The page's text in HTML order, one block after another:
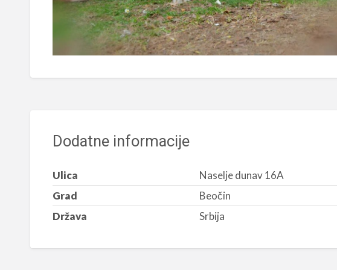
Dodatne informacije
Ulica
Naselje dunav 16A
Grad
Beočin
Država
Srbija